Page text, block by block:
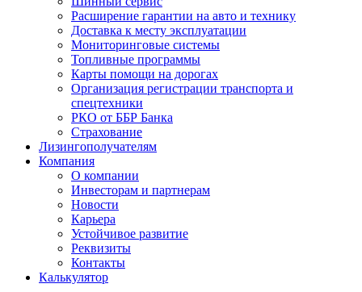
Расширение гарантии на авто и технику
Доставка к месту эксплуатации
Мониторинговые системы
Топливные программы
Карты помощи на дорогах
Организация регистрации транспорта и
спецтехники
РКО от ББР Банка
Страхование
Лизингополучателям
Компания
О компании
Инвесторам и партнерам
Новости
Карьера
Устойчивое развитие
Реквизиты
Контакты
Калькулятор